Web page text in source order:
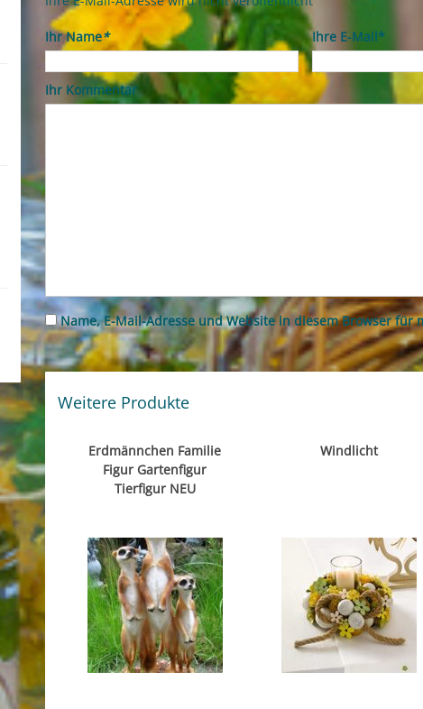
Ihr Name* Ihre E-Mail*
Ihr Kommentar
Name, E-Mail-Adresse und Website in diesem Browser
Weitere Produkte
Erdmännchen Familie
Figur Gartenfigur
Tierfigur NEU
Windlicht